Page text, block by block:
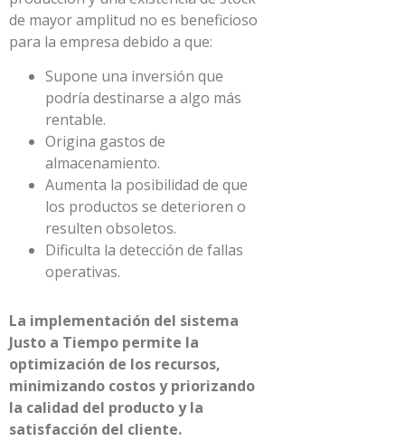
de mayor amplitud no es beneficioso
para la empresa debido a que:
Supone una inversión que
podría destinarse a algo más
rentable.
Origina gastos de
almacenamiento.
Aumenta la posibilidad de que
los productos se deterioren o
resulten obsoletos.
Dificulta la detección de fallas
operativas.
La implementación del sistema
Justo a Tiempo permite la
optimización de los recursos,
minimizando costos y priorizando
la calidad del producto y la
satisfacción del cliente.